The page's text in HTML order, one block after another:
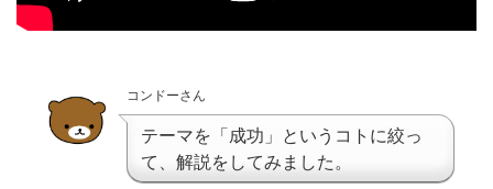
コンドーさん
テーマを「成功」というコトに絞っ
て、解説をしてみました。